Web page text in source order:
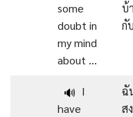
some
doubt in
my mind
about …
บ้
กั
🔊 I
have
ฉั
ส